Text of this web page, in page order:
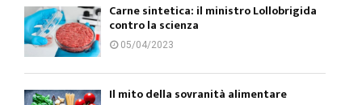
Carne sintetica: il ministro Lollobrigida
contro la scienza
05/04/2023
Il mito della sovranità alimentare